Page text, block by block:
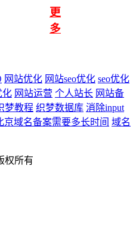
更
多
网站优化 网站seo优化 seo优化
化 网站运营 个人站长 网站备
梦教程 织梦数据库 消除input
京域名备案需要多长时间 域名
权所有